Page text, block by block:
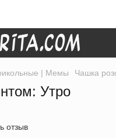
| Мемы Чашка
Утро
отзыв